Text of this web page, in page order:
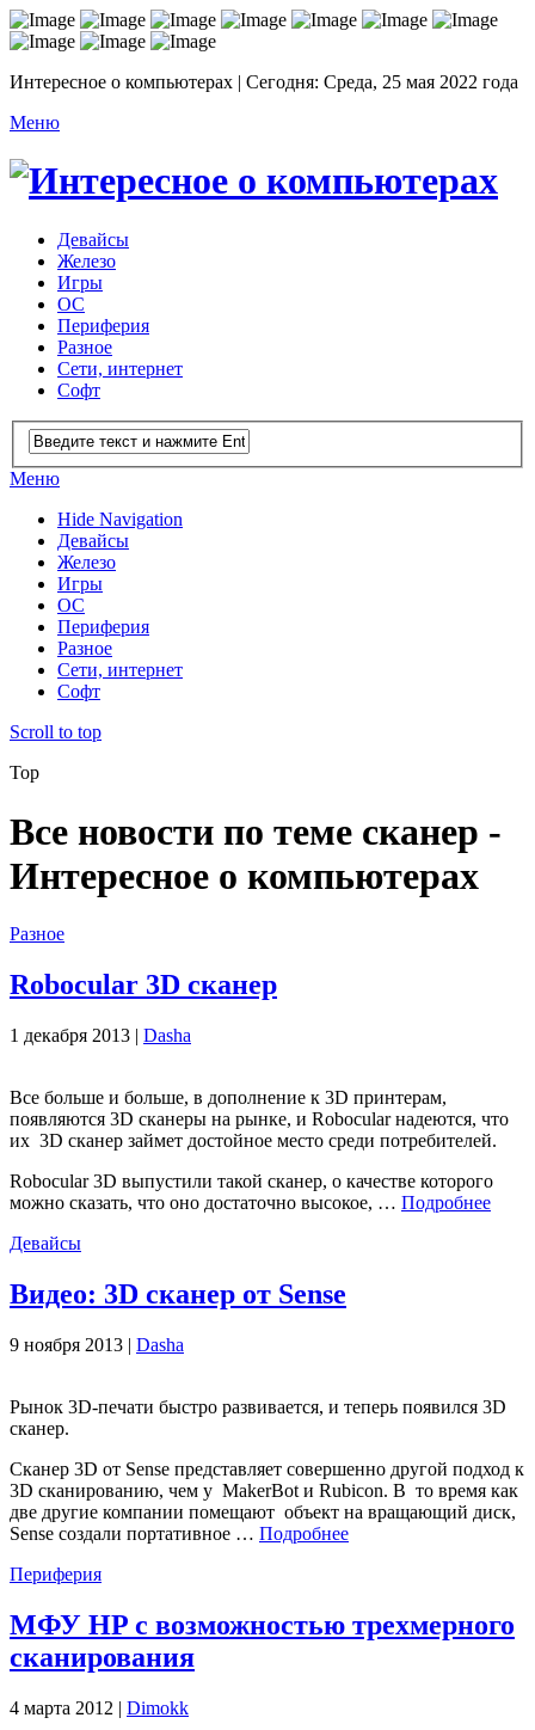
Интересное о компьютерах | Сегодня: Среда, 25 мая 2022 года
Меню
Девайсы
Железо
Игры
ОС
Периферия
Разное
Сети, интернет
Софт
Меню
Hide Navigation
Девайсы
Железо
Игры
ОС
Периферия
Разное
Сети, интернет
Софт
Scroll to top
Top
Все новости по теме сканер -
Интересное о компьютерах
Разное
Robocular 3D сканер
1 декабря 2013 | Dasha
Все больше и больше, в дополнение к 3D принтерам,
появляются 3D сканеры на рынке, и Robocular надеются, что
их 3D сканер займет достойное место среди потребителей.
Robocular 3D выпустили такой сканер, о качестве которого
можно сказать, что оно достаточно высокое, … Подробнее
Девайсы
Видео: 3D сканер от Sense
9 ноября 2013 | Dasha
Рынок 3D-печати быстро развивается, и теперь появился 3D
сканер.
Сканер 3D от Sense представляет совершенно другой подход к
3D сканированию, чем у MakerBot и Rubicon. В то время как
две другие компании помещают объект на вращающий диск,
Sense создали портативное … Подробнее
Периферия
МФУ HP с возможностью трехмерного
сканирования
4 марта 2012 | Dimokk